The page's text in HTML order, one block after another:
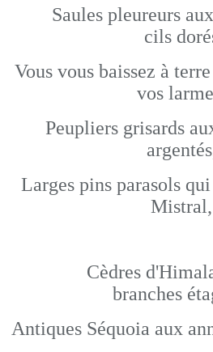
Saules pleureurs aux
cils
Vous vous baissez à
vos
Peupliers grisards
Larges pins parasols
Mistral,
Cèdres
branches
Antiques Séquoia aux